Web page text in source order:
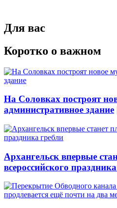
Для вас
Коротко о важном
На Соловках построят
административное здание
Архангельск впервые
всероссийского